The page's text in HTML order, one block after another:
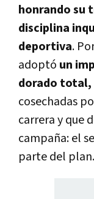
honrando su
disciplina
deportiva.
adoptó un
dorado total,
cosechadas
carrera y que
campaña: el
parte del plan.